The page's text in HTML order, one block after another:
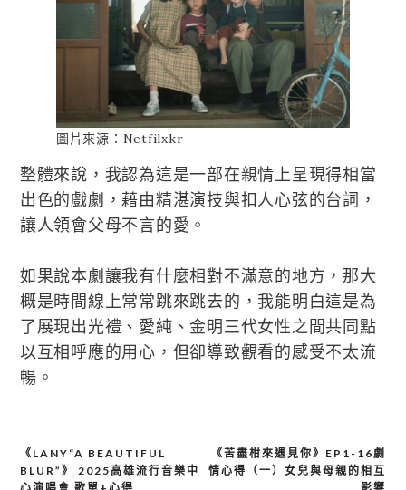
圖片來源：Netfilxkr
整體來說，我認為這是一部在親情上呈現得相當
出色的戲劇，藉由精湛演技與扣人心弦的台詞，
讓人領會父母不言的愛。
如果說本劇讓我有什麼相對不滿意的地方，那大
概是時間線上常常跳來跳去的，我能明白這是為
了展現出光禮、愛純、金明三代女性之間共同點
以互相呼應的用心，但卻導致觀看的感受不太流
暢。
文
《苦盡柑來遇見你》EP1-16劇
情心得（一）女兒與母親的相互
《LANY“A BEAUTIFUL
BLUR”》 2025高雄流行音樂中